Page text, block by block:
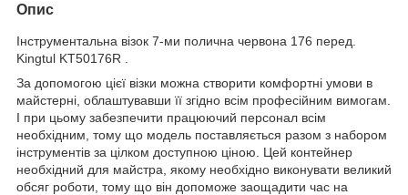
Опис
Інструментальна візок 7-ми полична червона 176 перед.
Kingtul KT50176R .
За допомогою цієї візки можна створити комфортні умови в
майстерні, облаштувавши її згідно всім професійним вимогам.
І при цьому забезпечити працюючий персонал всім
необхідним, тому що модель поставляється разом з набором
інструментів за цілком доступною ціною. Цей контейнер
необхідний для майстра, якому необхідно виконувати великий
обсяг роботи, тому що він допоможе заощадити час на